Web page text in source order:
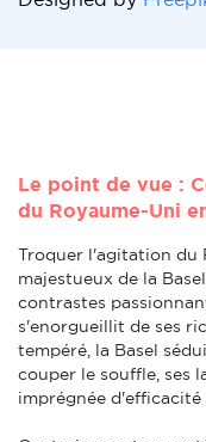
Le point de vue :
du Royaume-Uni
Troquer l'agitation du
majestueux de la
contrastes
s'enorgueillit de ses
tempéré, la Basel
couper le souffle, ses
imprégnée